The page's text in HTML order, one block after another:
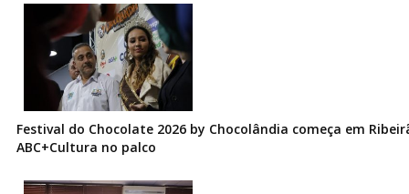
Festival do Chocolate 2026 by Chocolândia começa em
ABC+Cultura no palco